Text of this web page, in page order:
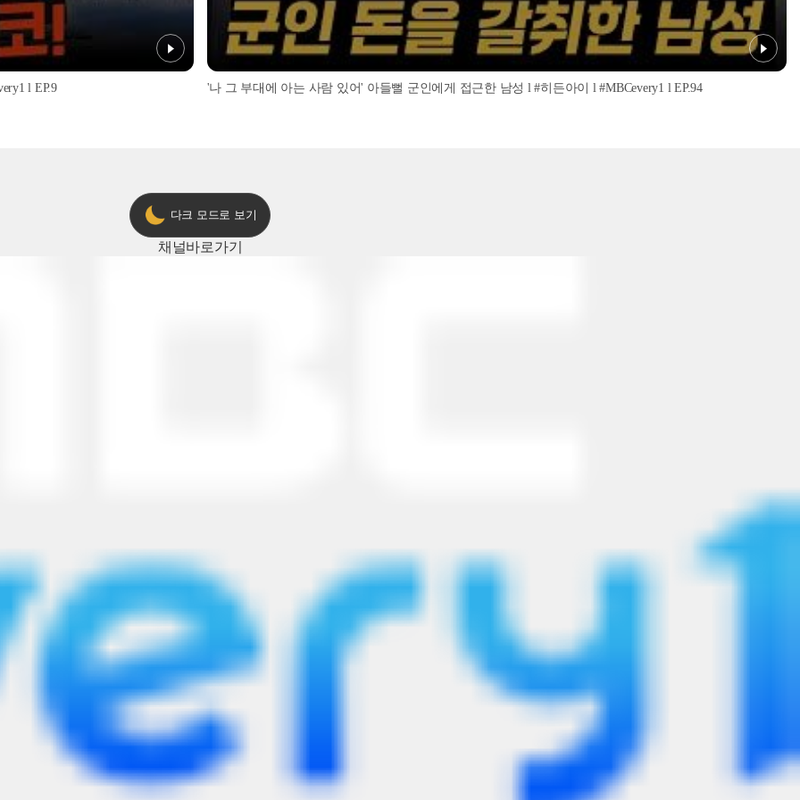
l EP.9 '나 그 부대에 아는 사람 있어' 아들뻘 군인에게 접근한 남성 l #히든아이 l #MBCevery1 l EP.94
다크 모드로 보기
채널바로가기